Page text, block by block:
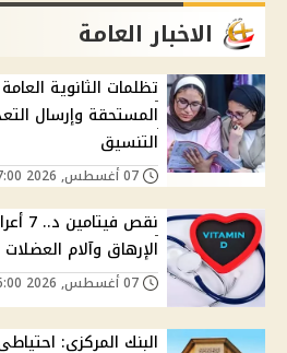
الاخبار العامة
المستحقة وإرسال
التنسيق
نقص
الإرهاق وآلام
البنك المركزي: